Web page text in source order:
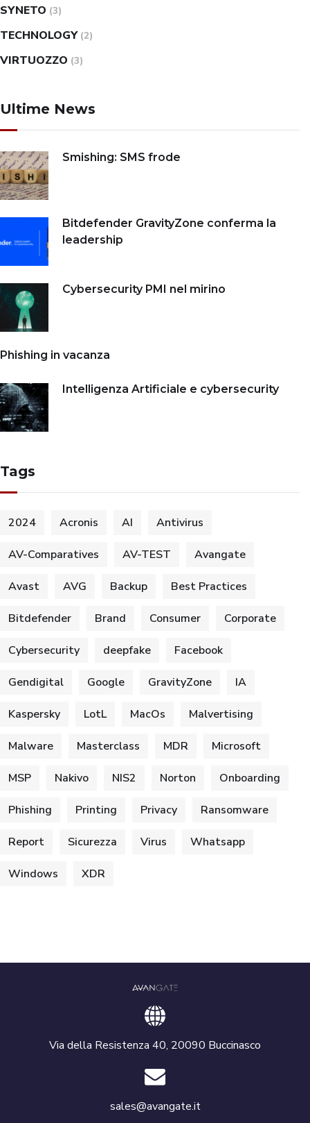
SYNETO (3)
TECHNOLOGY (2)
VIRTUOZZO (3)
Ultime News
Smishing: SMS frode
Bitdefender GravityZone conferma la
leadership
Cybersecurity PMI nel mirino
Phishing in vacanza
Intelligenza Artificiale e cybersecurity
Tags
2024 Acronis AI Antivirus
AV-Comparatives AV-TEST Avangate
Avast AVG Backup Best Practices
Bitdefender Brand Consumer Corporate
Cybersecurity deepfake Facebook
Gendigital Google GravityZone IA
Kaspersky LotL MacOs Malvertising
Malware Masterclass MDR Microsoft
MSP Nakivo NIS2 Norton Onboarding
Phishing Printing Privacy Ransomware
Report Sicurezza Virus Whatsapp
Windows XDR
Via della Resistenza 40, 20090 Buccinasco
sales@avangate.it